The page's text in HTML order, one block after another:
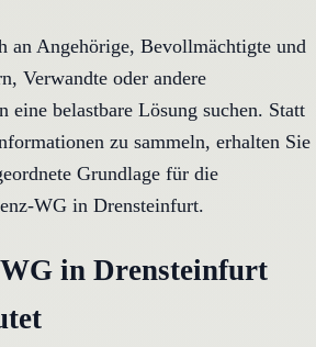
an Angehörige, Bevollmächtigte und
Verwandte oder andere
eine belastbare Lösung suchen. Statt
zu sammeln, erhalten Sie
Grundlage für die
WG in Drensteinfurt.
WG in Drensteinfurt